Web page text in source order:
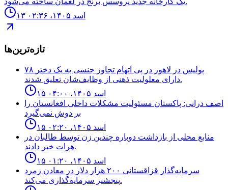
۱۳ اسد ۱۴۰۵، ۰۲:۳۶
تازه‌ترین‌ها
۷۸ پولیس در لاهور در پی اتهام تجاوز جنسی به یک دختر
دارای معلولیت ذهنی از وظایف‌شان تعلیق شدند.
۱۵ اسد ۱۴۰۵، ۰۴:۰۰
اصف درانی: پاکستان مسئولیت مشکلات داخلی افغانستان را
بر دوش نمی‌گیرد
۱۵ اسد ۱۴۰۵، ۰۲:۲۰
منابع محلى از بازداشت دوباره چندين زن توسط طالبان در
هرات خبر دادند.
۱۵ اسد ۱۴۰۵، ۰۱:۲۰
سرمایه‌گذار قزاقستانی ۲۰۰ هزار دلار در معادن زمرد
پنجشیر سرمایه‌گذاری می‌کند.